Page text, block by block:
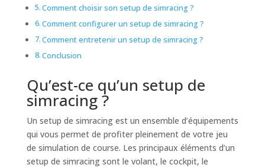
Comment choisir son setup de simracing ?
Comment configurer un setup de simracing ?
Comment entretenir un setup de simracing ?
Conclusion
Qu’est-ce qu’un setup de
simracing ?
Un setup de simracing est un ensemble d’équipements
qui vous permet de profiter pleinement de votre jeu
de simulation de course. Les principaux éléments d’un
setup de simracing sont le volant, le cockpit, le